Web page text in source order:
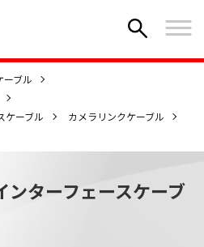
ーブル
ケーブル
カメラリンクケーブル
ンターフェースケーブ